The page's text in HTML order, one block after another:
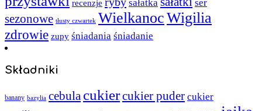
recenzje sałatka ser
sezonowe tłusty czwartek WielkanocWigilia
zdrowie zupy śniadania śniadanie
Składniki
banany bazylia cebula cukiercukier puder cukier